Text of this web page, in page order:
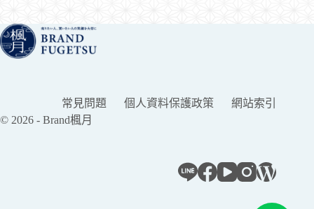
常見問題 個人資料保護政策
網站索引
© 2026 - Brand楓月